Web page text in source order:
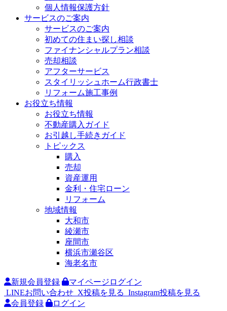
個人情報保護方針
サービスのご案内
サービスのご案内
初めての住まい探し相談
ファイナンシャルプラン相談
売却相談
アフターサービス
スタイリッシュホーム行政書士
リフォーム施工事例
お役立ち情報
お役立ち情報
不動産購入ガイド
お引越し手続きガイド
トピックス
購入
売却
資産運用
金利・住宅ローン
リフォーム
地域情報
大和市
綾瀬市
座間市
横浜市瀬谷区
海老名市
新規会員登録
マイページログイン
LINEお問い合わせ X投稿を見る Instagram投稿を見る
会員登録
ログイン